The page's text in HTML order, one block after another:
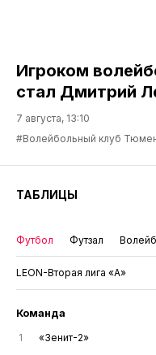
Игроком
стал Дмитрий
7 августа, 13:10
#Волейбольный клуб
ТАБЛИЦЫ
Футбол Футзал
LEON-Вторая лига «А»
Команда
1 «Зенит-2»